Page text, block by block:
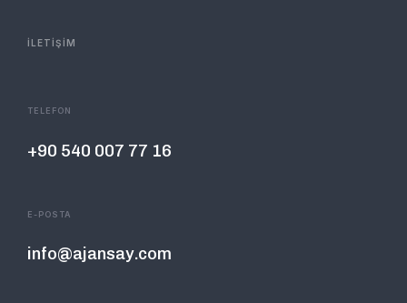
İLETİŞİM
TELEFON
+90 540 007 77 16
E-POSTA
info@ajansay.com